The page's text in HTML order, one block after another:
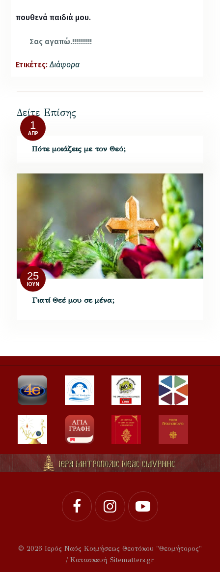
πουθενά παιδιά μου.
Σας αγαπώ.!!!!!!!!!!
Ετικέτες: Διάφορα
Δείτε Επίσης
1
ΑΠΡ
Πότε μοιάζεις με τον Θεό;
25
ΙΟΎΝ
Γιατί Θεέ μου σε μένα;
© 2026 Ιερός Ναός Κοιμήσεως Θεοτόκου "Θεομήτορος"
/ Κατασκευή Sitematters.gr